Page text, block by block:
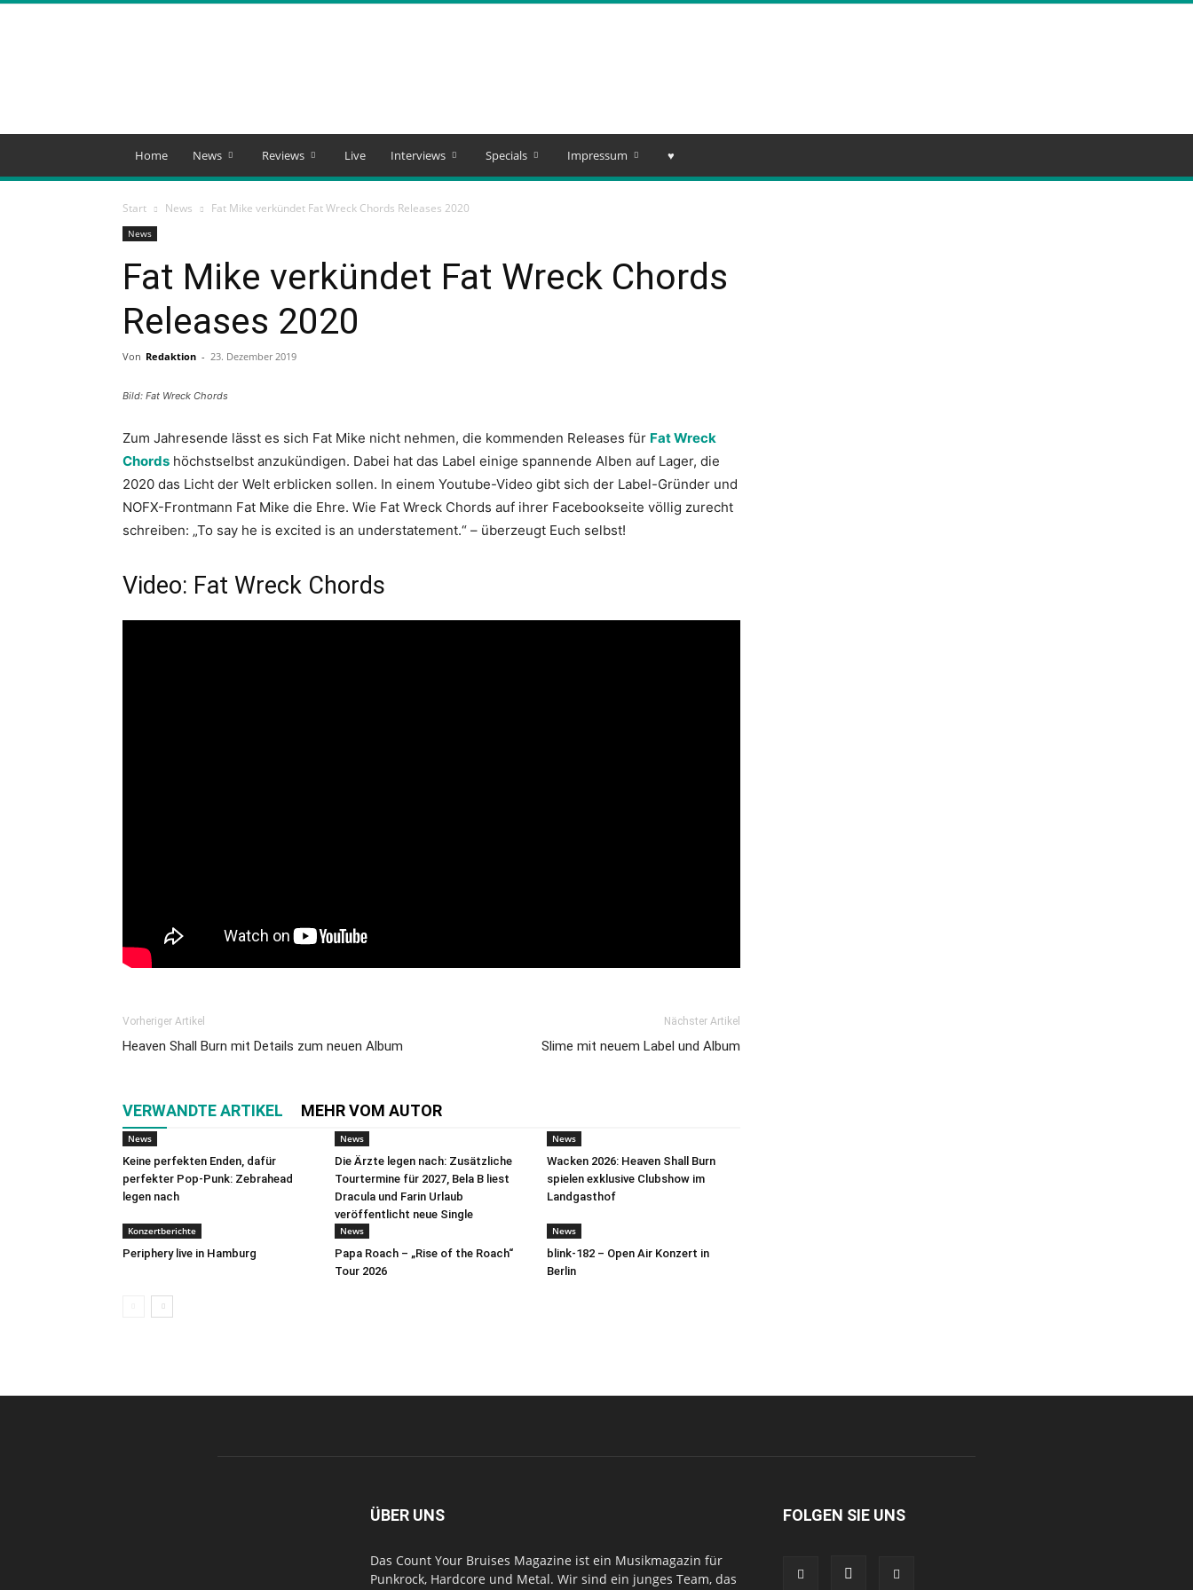
Home News Reviews Live Interviews Specials Impressum ♥️
Start News Fat Mike verkündet Fat Wreck Chords Releases 2020
News
Fat Mike verkündet Fat Wreck Chords
Releases 2020
Von Redaktion - 23. Dezember 2019
Bild: Fat Wreck Chords
Zum Jahresende lässt es sich Fat Mike nicht nehmen, die kommenden Releases für Fat Wreck
Chords höchstselbst anzukündigen. Dabei hat das Label einige spannende Alben auf Lager, die
2020 das Licht der Welt erblicken sollen. In einem Youtube-Video gibt sich der Label-Gründer und
NOFX-Frontmann Fat Mike die Ehre. Wie Fat Wreck Chords auf ihrer Facebookseite völlig zurecht
schreiben: „To say he is excited is an understatement.“ – überzeugt Euch selbst!
Video: Fat Wreck Chords
Vorheriger Artikel
Heaven Shall Burn mit Details zum neuen Album
Nächster Artikel
Slime mit neuem Label und Album
VERWANDTE ARTIKEL MEHR VOM AUTOR
News
Keine perfekten Enden, dafür
perfekter Pop-Punk: Zebrahead
legen nach
News
Die Ärzte legen nach: Zusätzliche
Tourtermine für 2027, Bela B liest
Dracula und Farin Urlaub
veröffentlicht neue Single
News
Wacken 2026: Heaven Shall Burn
spielen exklusive Clubshow im
Landgasthof
Konzertberichte
Periphery live in Hamburg
News
Papa Roach – „Rise of the Roach“
Tour 2026
News
blink-182 – Open Air Konzert in
Berlin
ÜBER UNS
Das Count Your Bruises Magazine ist ein Musikmagazin für
Punkrock, Hardcore und Metal. Wir sind ein junges Team, das
FOLGEN SIE UNS